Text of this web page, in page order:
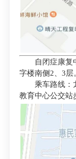
自闭症康复
字楼南侧2、3层
乘车路线：
教育中心公交站